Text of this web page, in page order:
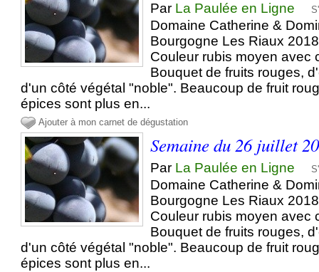
Par La Paulée en Ligne
Domaine Catherine &
Bourgogne Les Riaux
Couleur rubis moyen avec
Bouquet de fruits rouges,
d'un côté végétal "noble". Beaucoup de fruit
épices sont plus en...
Ajouter à mon carnet de dégustation
Semaine du 26 juillet
Par La Paulée en Ligne
Domaine Catherine &
Bourgogne Les Riaux
Couleur rubis moyen avec
Bouquet de fruits rouges,
d'un côté végétal "noble". Beaucoup de fruit
épices sont plus en...